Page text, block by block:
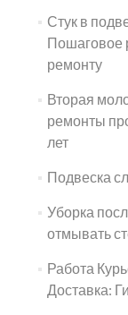
Стук в
Пошаговое
ремонту
Вторая
ремонты
лет
Подвеска
Уборка
отмывать
Работа
Доставка: